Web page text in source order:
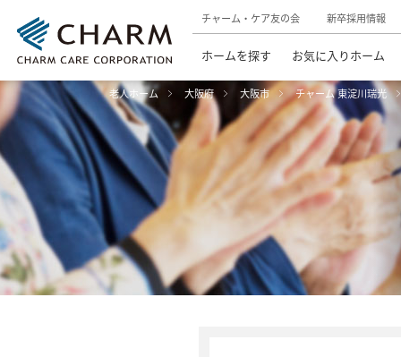
チャーム・ケア友の会 新卒採用情報
ホームを探す お気に入りホーム
老人ホーム 大阪府 大阪市 チャーム 東淀川瑞光